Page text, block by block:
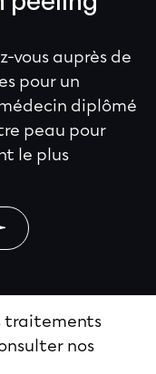
vous auprès de
pour un
diplômé
peau pour
le plus
traitements
nos